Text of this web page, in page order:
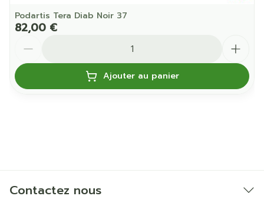
Podartis Tera Diab Noir 37
82,00 €
Ajouter au panier
Contactez nous